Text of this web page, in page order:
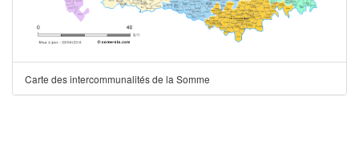
Carte des intercommunalités de la Somme